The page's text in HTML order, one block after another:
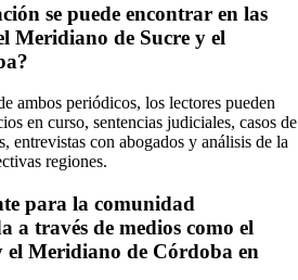
se puede encontrar en las
Meridiano de Sucre y el
ambos periódicos, los lectores pueden
en curso, sentencias judiciales, casos de
entrevistas con abogados y análisis de la
regiones.
para la comunidad
a través de medios como el
el Meridiano de Córdoba en